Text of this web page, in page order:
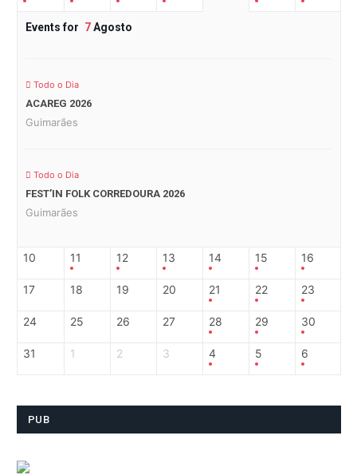
Events for 7Agosto
Todo o Dia
ACAREG 2026
Guimarães
Todo o Dia
FEST’IN FOLK CORREDOURA 2026
Guimarães
10 11 12 13 14 15 16
17 18 19 20 21 22 23
24 25 26 27 28 29 30
31 1 2 3 4 5 6
PUB